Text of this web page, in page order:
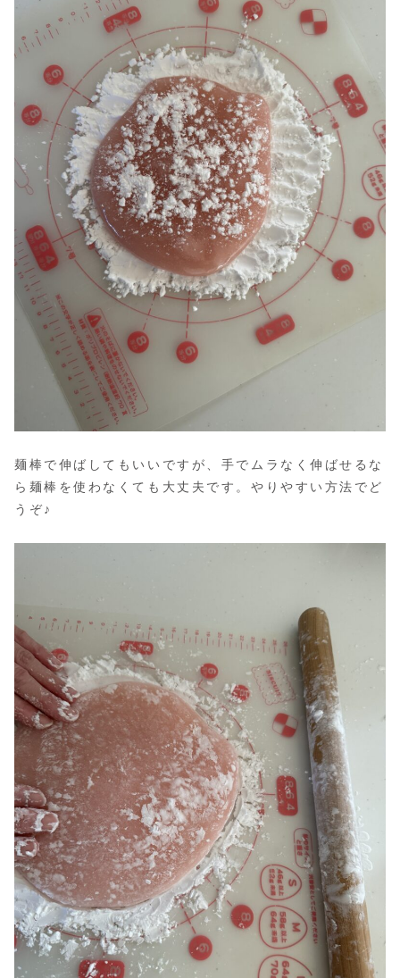
麺棒で伸ばしてもいいですが、手でムラなく伸ばせるな
ら麺棒を使わなくても大丈夫です。やりやすい方法でど
うぞ♪